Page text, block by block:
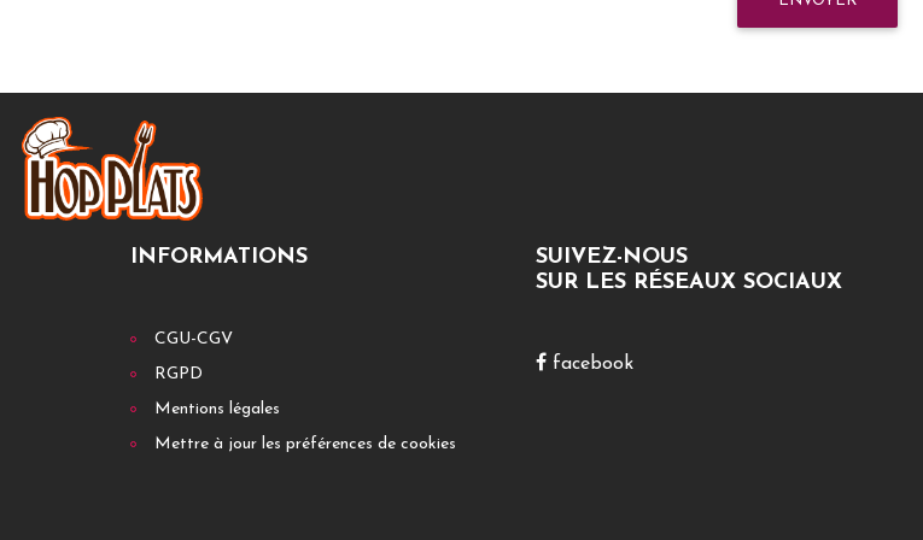
INFORMATIONS
CGU-CGV
RGPD
Mentions légales
Mettre à jour les préférences de cookies
SUIVEZ-NOUS
SUR LES RÉSEAUX SOCIAUX
facebook